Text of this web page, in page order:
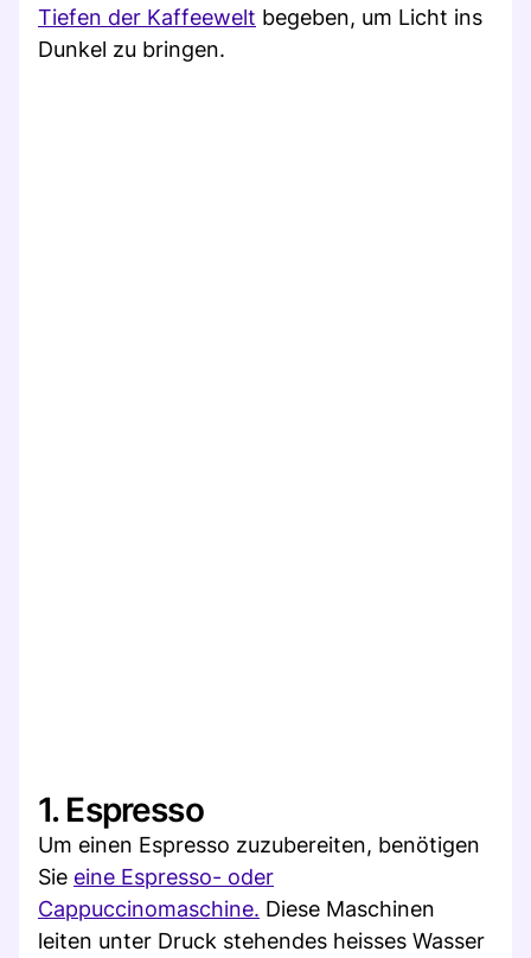
Tiefen der Kaffeewelt begeben, um Licht ins
Dunkel zu bringen.
1. Espresso
Um einen Espresso zuzubereiten, benötigen
Sie eine Espresso- oder
Cappuccinomaschine. Diese Maschinen
leiten unter Druck stehendes heisses Wasser